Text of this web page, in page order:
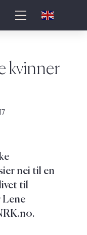
kvinner
nei til en
til